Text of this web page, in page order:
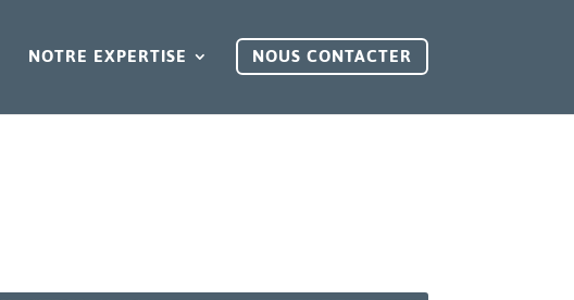
NOTRE EXPERTISE NOUS CONTACTER